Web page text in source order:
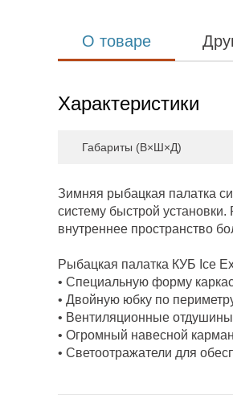
О товаре
Характеристики
Габариты (В×Ш×Д)
Зимняя рыбацкая палатка
систему быстрой
внутреннее пространство
Рыбацкая палатка КУБ Ice
• Специальную форму
• Двойную юбку по
• Вентиляционные
• Огромный навесной
• Светоотражатели для